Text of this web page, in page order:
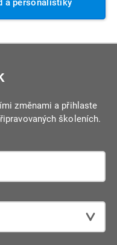
a personalistiky
změnami a přihlaste
školeních.